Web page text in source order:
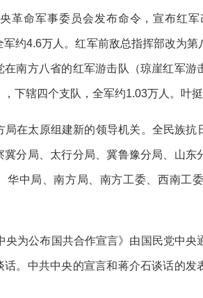
革命军事委员会发布命令，宣布红
约4.6万人。红军前敌总指挥部改为
在南方八省的红军游击队（琼崖红军
下辖四个支队，全军约1.03万人。叶
在太原组建新的领导机关。全民族抗
冀分局、太行分局、冀鲁豫分局、山
华中局、南方局、南方工委、西南工
央为公布国共合作宣言》由国民党中央
话。中共中央的宣言和蒋介石谈话的